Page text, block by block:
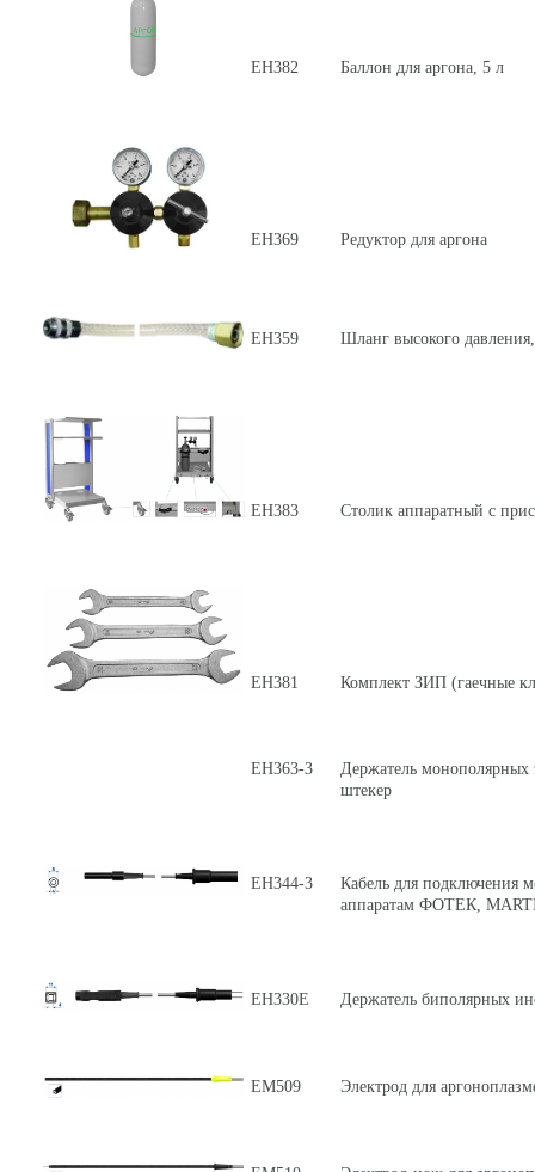
ЕН382 Баллон для аргона, 5 л
ЕН369 Редуктор для аргона
ЕН359 Шланг высокого
ЕН383 Столик аппаратный с
ЕН381 Комплект ЗИП (гаечные
ЕН363-3
Держатель монополярных
штекер
ЕН344-3
Кабель для подключения
аппаратам ФОТЕК,
ЕН330Е Держатель биполярных
ЕМ509 Электрод для